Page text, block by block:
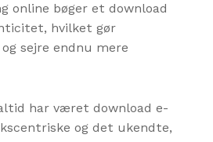
online bøger et download
hvilket gør
sejre endnu mere
har været download e-
og det ukendte,